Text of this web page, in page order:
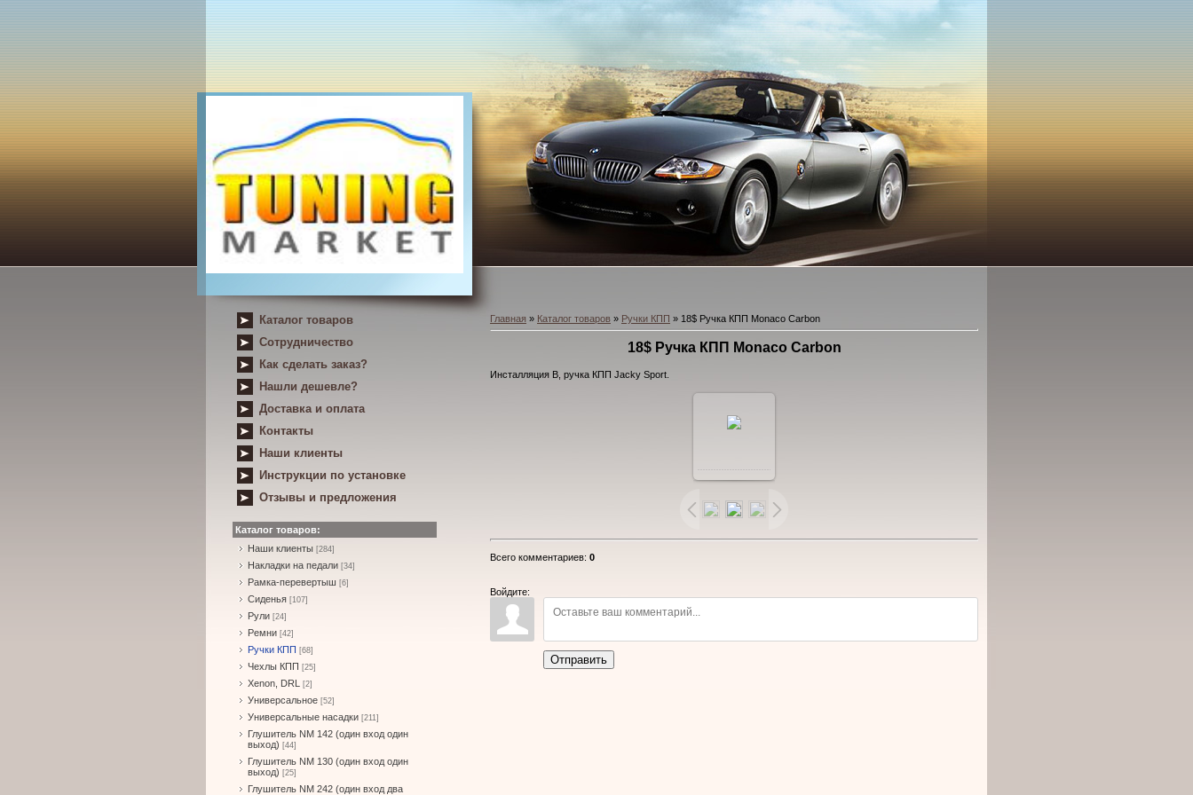
Каталог товаров
Сотрудничество
Как сделать заказ?
Нашли дешевле?
Доставка и оплата
Контакты
Наши клиенты
Инструкции по установке
Отзывы и предложения
Каталог товаров:
Наши клиенты [284]
Накладки на педали [34]
Рамка-перевертыш [6]
Сиденья [107]
Рули [24]
Ремни [42]
Ручки КПП [68]
Чехлы КПП [25]
Xenon, DRL [2]
Универсальное [52]
Универсальные насадки [211]
Глушитель NM 142 (один вход один
выход) [44]
Глушитель NM 130 (один вход один
выход) [25]
Глушитель NM 242 (один вход два
Главная » Каталог товаров » Ручки КПП » 18$ Ручка КПП Monaco Carbon
18$ Ручка КПП Monaco Carbon
Инсталляция B, ручка КПП Jacky Sport.
размере
Всего комментариев: 0
Войдите:
Отправить